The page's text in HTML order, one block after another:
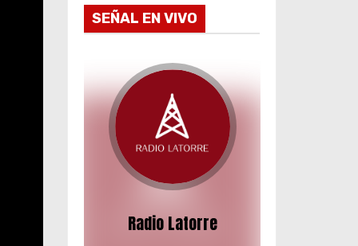
SEÑAL EN VIVO